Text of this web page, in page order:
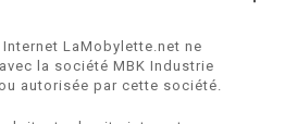
LaMobylette.net ne
la société MBK Industrie
autorisée par cette société.